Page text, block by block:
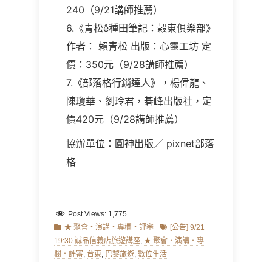
240（9/21講師推薦）
6.《青松ê種田筆記：榖東俱樂部》
作者： 賴青松 出版：心靈工坊 定
價：350元（9/28講師推薦）
7.《部落格行銷達人》，楊偉龍、
陳瓊華、劉玲君，碁峰出版社，定
價420元（9/28講師推薦）
協辦單位：圓神出版／ pixnet部落
格
Post Views: 1,775
Categories
★ 聚會‧演講‧專欄‧評審 Tags[公告] 9/21
19:30 誠品信義店旅遊講座, ★ 聚會‧演講‧專
欄‧評審, 台東, 巴黎旅遊, 數位生活